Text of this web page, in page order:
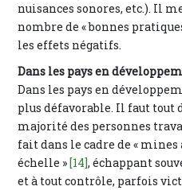
nuisances sonores, etc.). Il
nombre de « bonnes
les effets négatifs.
Dans les pays en
Dans les pays en
plus défavorable. Il faut tout
majorité des personnes
fait dans le cadre de «
échelle »[14], échappant
et à tout contrôle, parfois